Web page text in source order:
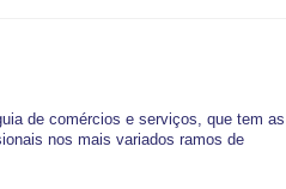
de comércios e serviços, que tem as
nos mais variados ramos de